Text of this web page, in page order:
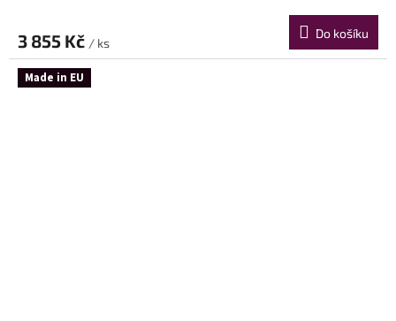
3 855 Kč / ks
Do košíku
Made in EU